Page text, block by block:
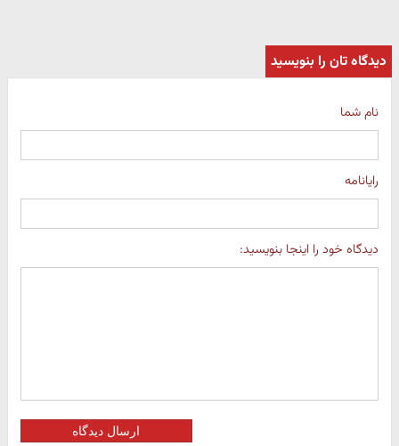
دیدگاه تان را بنویسید
نام شما
رایانامه
دیدگاه خود را اینجا بنویسید:
ارسال دیدگاه